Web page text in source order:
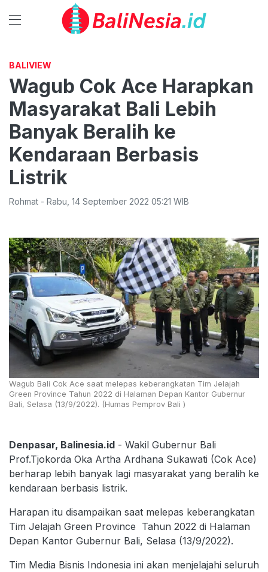
BALIVIEW
Wagub Cok Ace Harapkan
Masyarakat Bali Lebih
Banyak Beralih ke
Kendaraan Berbasis
Listrik
Rohmat - Rabu 14 September 2022 05:21 WIB
Wagub Bali Cok Ace saat melepas keberangkatan Tim Jelajah
Green Province Tahun 2022 di Halaman Depan Kantor Gubernur
Bali, Selasa (13/9/2022). (Humas Pemprov Bali )
Denpasar, Balinesia.id - Wakil Gubernur Bali
Prof.Tjokorda Oka Artha Ardhana Sukawati (Cok Ace)
berharap lebih banyak lagi masyarakat yang beralih ke
kendaraan berbasis listrik.
Harapan itu disampaikan saat melepas keberangkatan
Tim Jelajah Green Province Tahun 2022 di Halaman
Depan Kantor Gubernur Bali, Selasa (13/9/2022).
Tim Media Bisnis Indonesia ini akan menjelajahi seluruh